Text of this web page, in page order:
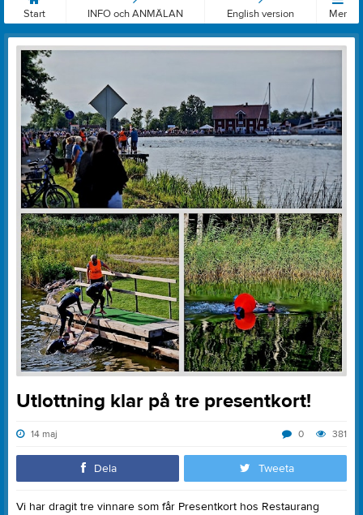
Start INFO och ANMÄLAN English version Mer
Utlottning klar på tre presentkort!
14 maj 381
0
Dela Tweeta
Vi har dragit tre vinnare som får Presentkort hos Restaurang